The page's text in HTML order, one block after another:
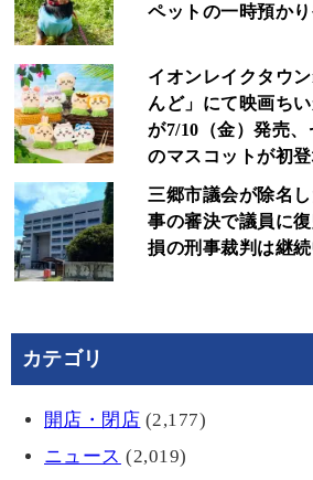
ペットの一時預か
イオンレイクタウ
んど」にて映画ち
が7/10（金）発売
のマスコットが初
三郷市議会が除名
事の審決で議員に
損の刑事裁判は継
カテゴリ
開店・閉店 (2,177)
ニュース (2,019)